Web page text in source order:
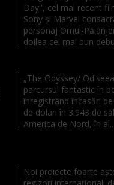
Day'', cel mai recent
Sony şi Marvel
personaj Omul-
doilea cel mai bun
„The Odyssey/
parcursul fantastic în
înregistrând încasări
de dolari în 3.943 de
America de Nord, în al...
Noi proiecte foarte